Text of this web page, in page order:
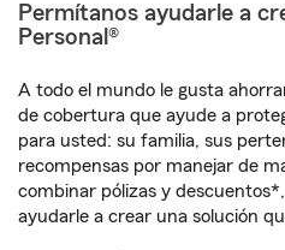
Permítanos ayudarle a
Personal®
A todo el mundo le gusta
de cobertura que ayude a
para usted: su familia, sus
recompensas por manejar de
combinar pólizas y
ayudarle a crear una solución